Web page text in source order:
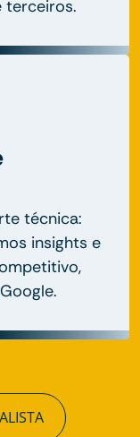
terceiros.
técnica:
insights e